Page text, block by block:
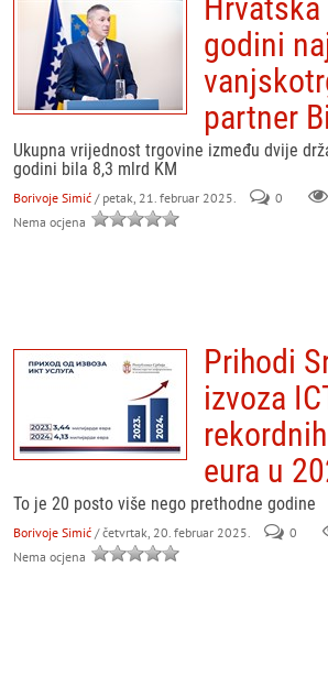
godini
partner
Ukupna vrijednost trgovine između dvije
godini bila 8,3 mlrd KM
Borivoje Simić / petak, 21. februar 2025. 0
Nema ocjena
Prihodi
izvoza
eura u
To je 20 posto više nego prethodne godine
Borivoje Simić / četvrtak, 20. februar 2025. 0
Nema ocjena